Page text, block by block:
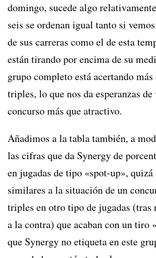
domingo, sucede algo
seis se ordenan igual tanto si
de sus carreras como el de esta
están tirando por encima de su
grupo completo está acertando
triples, lo que nos da esperanzas de
concurso más que atractivo.
Añadimos a la tabla también, a
las cifras que da Synergy de
en jugadas de tipo «spot-up», quizá
similares a la situación de un
triples en otro tipo de jugadas (tras
a la contra) que acaban con un tiro
que Synergy no etiqueta en este